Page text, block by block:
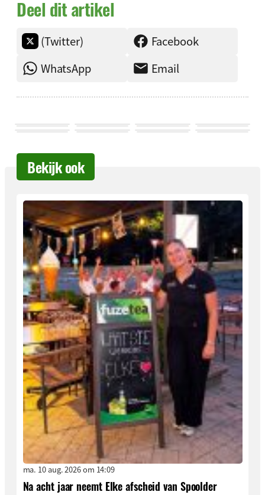
Deel dit artikel
(Twitter)
Facebook
WhatsApp
Email
Bekijk ook
ma. 10 aug. 2026 om 14:09
Na acht jaar neemt Elke afscheid van Spoolder